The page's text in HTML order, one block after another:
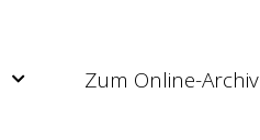
Zum Online-Archiv